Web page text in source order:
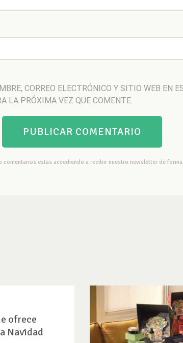
CORREO ELECTRÓNICO Y SITIO WEB EN
LA PRÓXIMA VEZ QUE COMENTE.
comentarios estás accediendo a recibir nuestro newsletter de forma
ofrece
Navidad